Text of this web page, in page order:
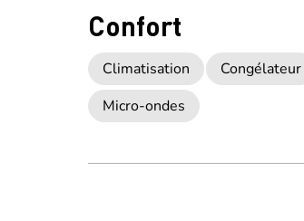
Confort
Climatisation Congélateur
Micro-ondes